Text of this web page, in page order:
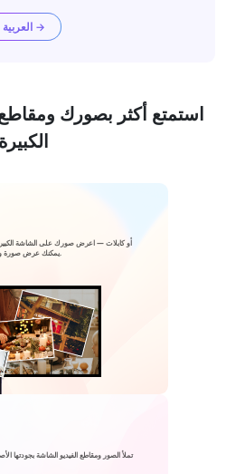
العربية →
استمتع أكثر بصورك
الكبيرة
يمكنك عرض صورة واحدة في كل مرة أو كعرض شرائح.
تملأ الصور ومقاطع الفيديو الشاشة بجودتها